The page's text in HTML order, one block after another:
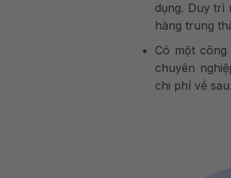
dụng. Duy trì
hàng trung
Có một
chuyên
chi phí về